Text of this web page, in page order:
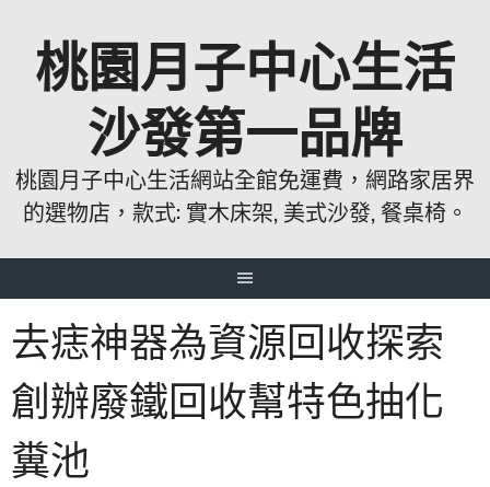
桃園月子中心生活
沙發第一品牌
桃園月子中心生活網站全館免運費，網路家居界
的選物店，款式: 實木床架, 美式沙發, 餐桌椅。
去痣神器為資源回收探索
創辦廢鐵回收幫特色抽化
糞池